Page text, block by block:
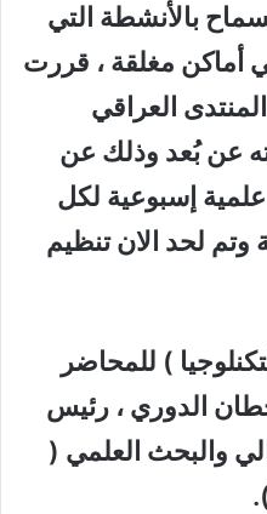
بالأنشطة التي
أماكن مغلقة ، قررت
العراقي
عن بُعد وذلك عن
إسبوعية لكل
وتم لحد الان تنظيم
) للمحاضر
الدوري ، رئيس
والبحث العلمي (